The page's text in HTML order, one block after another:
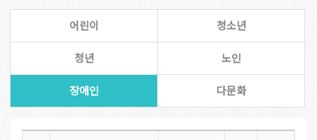
어린이 청소년
청년 노인
장애인 다문화